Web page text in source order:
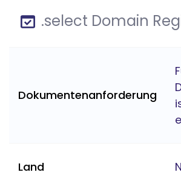
.select Domain
Dokumentenanforderung
Land